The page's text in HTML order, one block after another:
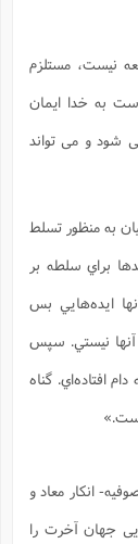
نیست، مستلزم
به خدا ایمان
شود و می تواند
به منظور تسلط
براي سلطه بر
ايده‌هايي بس
نيستي. سپس
افتاده‌اي. گناه
انکار معاد و
جهان آخرت را